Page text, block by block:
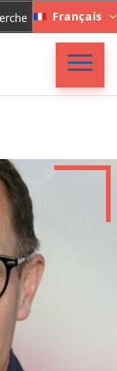
Français